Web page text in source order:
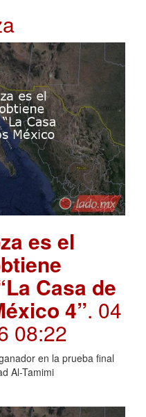
es el
Casa de
4”. 04
08:22
en la prueba final
Al-Tamimi